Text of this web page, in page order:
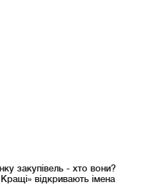
закупівель - хто вони?
відкривають імена